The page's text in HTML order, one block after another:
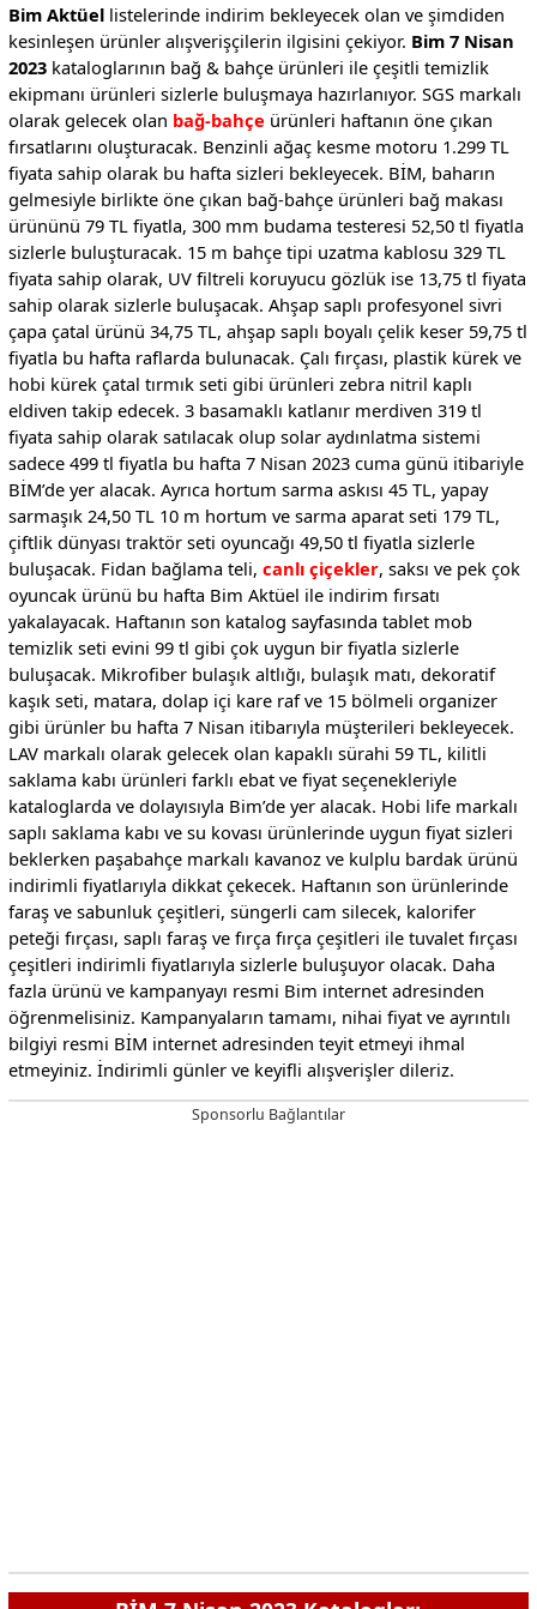
Bim Aktüellistelerinde indirim bekleyecek olan ve şimdiden
kesinleşen ürünler alışverişçilerin ilgisini çekiyor. Bim 7 Nisan
2023kataloglarının bağ & bahçe ürünleri ile çeşitli temizlik
ekipmanı ürünleri sizlerle buluşmaya hazırlanıyor. SGS markalı
olarak gelecek olan bağ-bahçe ürünleri haftanın öne çıkan
fırsatlarını oluşturacak. Benzinli ağaç kesme motoru 1.299 TL
fiyata sahip olarak bu hafta sizleri bekleyecek. BİM, baharın
gelmesiyle birlikte öne çıkan bağ-bahçe ürünleri bağ makası
ürününü 79 TL fiyatla, 300 mm budama testeresi 52,50 tl fiyatla
sizlerle buluşturacak. 15 m bahçe tipi uzatma kablosu 329 TL
fiyata sahip olarak, UV filtreli koruyucu gözlük ise 13,75 tl fiyata
sahip olarak sizlerle buluşacak. Ahşap saplı profesyonel sivri
çapa çatal ürünü 34,75 TL, ahşap saplı boyalı çelik keser 59,75 tl
fiyatla bu hafta raflarda bulunacak. Çalı fırçası, plastik kürek ve
hobi kürek çatal tırmık seti gibi ürünleri zebra nitril kaplı
eldiven takip edecek. 3 basamaklı katlanır merdiven 319 tl
fiyata sahip olarak satılacak olup solar aydınlatma sistemi
sadece 499 tl fiyatla bu hafta 7 Nisan 2023 cuma günü itibariyle
BİM’de yer alacak. Ayrıca hortum sarma askısı 45 TL, yapay
sarmaşık 24,50 TL 10 m hortum ve sarma aparat seti 179 TL,
çiftlik dünyası traktör seti oyuncağı 49,50 tl fiyatla sizlerle
buluşacak. Fidan bağlama teli, canlı çiçekler, saksı ve pek çok
oyuncak ürünü bu hafta Bim Aktüel ile indirim fırsatı
yakalayacak. Haftanın son katalog sayfasında tablet mob
temizlik seti evini 99 tl gibi çok uygun bir fiyatla sizlerle
buluşacak. Mikrofiber bulaşık altlığı, bulaşık matı, dekoratif
kaşık seti, matara, dolap içi kare raf ve 15 bölmeli organizer
gibi ürünler bu hafta 7 Nisan itibarıyla müşterileri bekleyecek.
LAV markalı olarak gelecek olan kapaklı sürahi 59 TL, kilitli
saklama kabı ürünleri farklı ebat ve fiyat seçenekleriyle
kataloglarda ve dolayısıyla Bim’de yer alacak. Hobi life markalı
saplı saklama kabı ve su kovası ürünlerinde uygun fiyat sizleri
beklerken paşabahçe markalı kavanoz ve kulplu bardak ürünü
indirimli fiyatlarıyla dikkat çekecek. Haftanın son ürünlerinde
faraş ve sabunluk çeşitleri, süngerli cam silecek, kalorifer
peteği fırçası, saplı faraş ve fırça fırça çeşitleri ile tuvalet fırçası
çeşitleri indirimli fiyatlarıyla sizlerle buluşuyor olacak. Daha
fazla ürünü ve kampanyayı resmi Bim internet adresinden
öğrenmelisiniz. Kampanyaların tamamı, nihai fiyat ve ayrıntılı
bilgiyi resmi BİM internet adresinden teyit etmeyi ihmal
etmeyiniz. İndirimli günler ve keyifli alışverişler dileriz.
Sponsorlu Bağlantılar